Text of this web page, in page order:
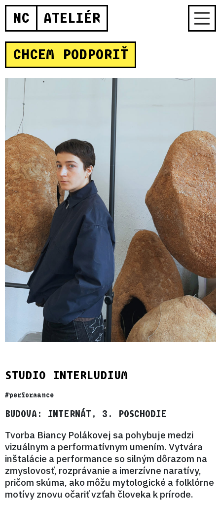
NC ATELIÉR
CHCEM PODPORIŤ
STUDIO INTERLUDIUM
#performance
BUDOVA: INTERNÁT, 3. POSCHODIE
Tvorba Biancy Polákovej sa pohybuje medzi
vizuálnym a performatívnym umením. Vytvára
inštalácie a performance so silným dôrazom na
zmyslovosť, rozprávanie a imerzívne naratívy,
pričom skúma, ako môžu mytologické a folklórne
motívy znovu očariť vzťah človeka k prírode.